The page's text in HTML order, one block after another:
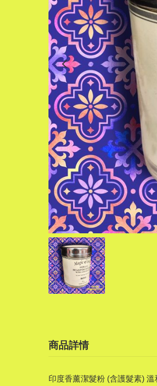
商品詳情
印度香薰潔髮粉 (含護髮素)